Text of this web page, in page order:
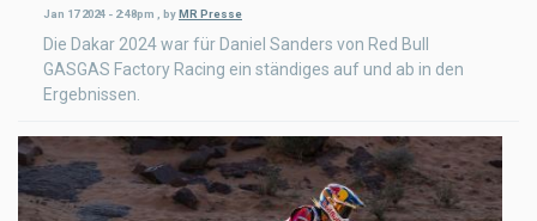
Jan 17 2024 - 2:48pm byMR Presse
Die Dakar 2024 war für Daniel Sanders von Red Bull
GASGAS Factory Racing ein ständiges auf und ab in den
Ergebnissen.